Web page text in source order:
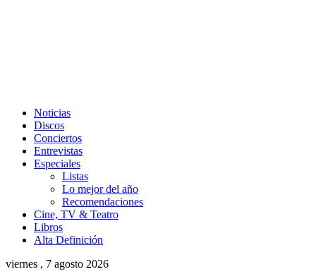
Noticias
Discos
Conciertos
Entrevistas
Especiales
Listas
Lo mejor del año
Recomendaciones
Cine, TV & Teatro
Libros
Alta Definición
viernes , 7 agosto 2026